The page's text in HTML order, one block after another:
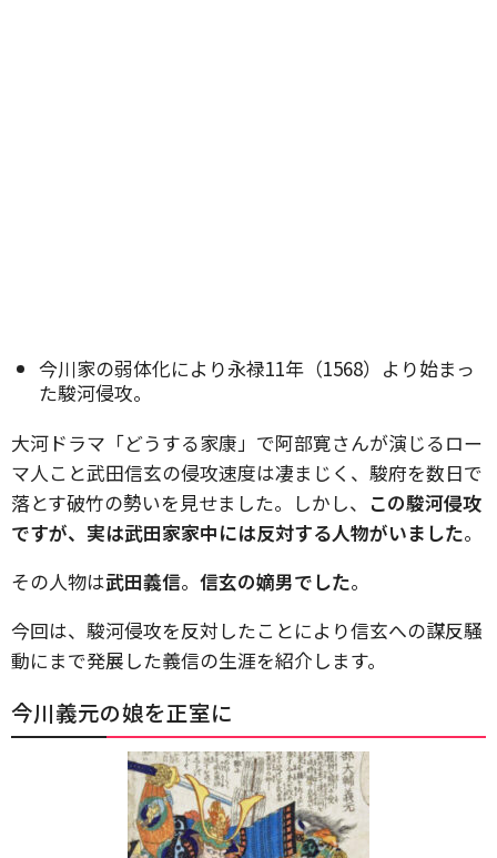
今川家の弱体化により永禄11年（1568）より始まっ
た駿河侵攻。
大河ドラマ「どうする家康」で阿部寛さんが演じるロー
マ人こと武田信玄の侵攻速度は凄まじく、駿府を数日で
落とす破竹の勢いを見せました。しかし、 この駿河侵攻
ですが、実は武田家家中には反対する人物がいました。
その人物は武田義信。 信玄の嫡男でした。
今回は、駿河侵攻を反対したことにより信玄への謀反騒
動にまで発展した義信の生涯を紹介します。
今川義元の娘を正室に